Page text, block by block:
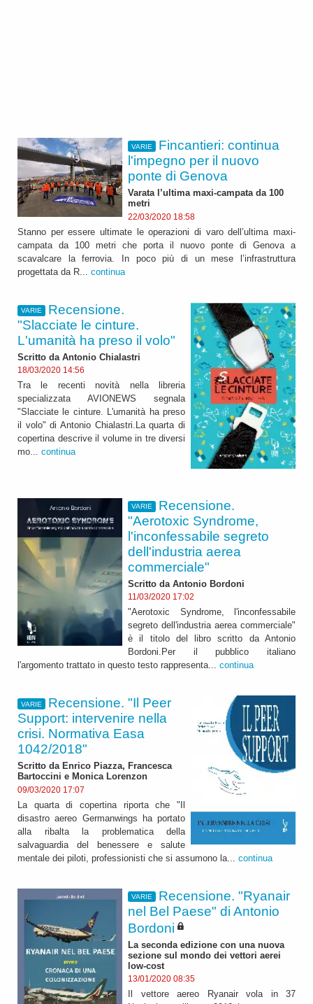
VARIE
Fincantieri: continua
l'impegno per il nuovo
ponte di Genova
Varata l’ultima maxi-campata da 100
metri
22/03/2020 18:58
Stanno per essere ultimate le operazioni di varo dell’ultima maxi-
campata da 100 metri che porta il nuovo ponte di Genova a
scavalcare la ferrovia. In poco più di un mese l’infrastruttura
progettata da R... continua
VARIE
Recensione.
"Slacciate le cinture.
L'umanità ha preso il volo"
Scritto da Antonio Chialastri
18/03/2020 14:56
Tra le recenti novità nella libreria
specializzata AVIONEWS segnala
"Slacciate le cinture. L'umanità ha preso
il volo" di Antonio Chialastri.La quarta di
copertina descrive il volume in tre diversi
mo... continua
VARIE
Recensione.
"Aerotoxic Syndrome,
l'inconfessabile segreto
dell'industria aerea
commerciale"
Scritto da Antonio Bordoni
11/03/2020 17:02
"Aerotoxic Syndrome, l'inconfessabile
segreto dell'industria aerea commerciale"
è il titolo del libro scritto da Antonio
Bordoni.Per il pubblico italiano
l'argomento trattato in questo testo rappresenta... continua
VARIE
Recensione. "Il Peer
Support: intervenire nella
crisi. Normativa Easa
1042/2018"
Scritto da Enrico Piazza, Francesca
Bartoccini e Monica Lorenzon
09/03/2020 17:07
La quarta di copertina riporta che "Il
disastro aereo Germanwings ha portato
alla ribalta la problematica della
salvaguardia del benessere e salute
mentale dei piloti, professionisti che si assumono la... continua
VARIE
Recensione. "Ryanair
nel Bel Paese" di Antonio
Bordoni
La seconda edizione con una nuova
sezione sul mondo dei vettori aerei
low-cost
13/01/2020 08:35
Il vettore aereo Ryanair vola in 37